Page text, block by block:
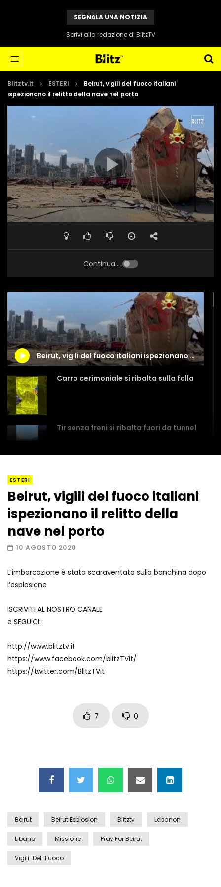
SEGNALA UNA NOTIZIA
Scrivi alla redazione di BlitzTV
Blitztv.it ESTERI
Beirut, vigili del fuoco italiani
ispezionano il relitto della nave nel porto
Continua...
Beirut, vigili del fuoco italiani ispezionano il relitto della nave nel porto
Carro cerimoniale si ribalta sulla folla
Tir senza freni si ribalta fuori da tunnel
Amiocuggino fa saltare in aria il drone
Record di baci in 30 secondi
Auto coperta dal letame dopo
Nei casinò arriva il cambio oro
Esplode cabina elettrica sotterranea
Grattacielo crolla per un incendio
ESTERI
Beirut, vigili del fuoco italiani
ispezionano il relitto della
nave nel porto
10 AGOSTO 2020
L’imbarcazione è stata scaraventata sulla banchina dopo
l’esplosione
ISCRIVITI AL NOSTRO CANALE
e SEGUICI:
http://www.blitztv.it
https://www.facebook.com/blitzTVit/
https://twitter.com/BlitzTVit
7 0
Beirut Beirut Explosion Blitztv Lebanon
Libano Missione Pray For Beirut
Vigili-Del-Fuoco